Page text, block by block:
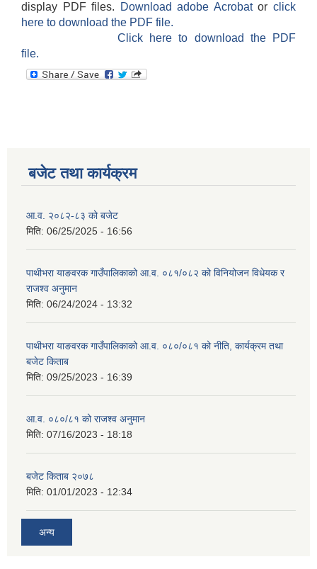
display PDF files.
Download adobe Acrobatorclick
here to download the PDF file.
Click here to download the PDF
file.
बजेट तथा कार्यक्रम
आ.व. २०८२-८३ को बजेट
मिति: 06/25/2025 - 16:56
पाथीभरा याङवरक गाउँपालिकाको आ.व. ०८१/०८२ को विनियोजन विधेयक र
राजश्व अनुमान
मिति: 06/24/2024 - 13:32
पाथीभरा याङवरक गाउँपालिकाको आ.व. ०८०/०८१ को नीति, कार्यक्रम तथा
बजेट किताब
मिति: 09/25/2023 - 16:39
आ.व. ०८०/८१ को राजश्व अनुमान
मिति: 07/16/2023 - 18:18
बजेट किताब २०७८
मिति: 01/01/2023 - 12:34
अन्य